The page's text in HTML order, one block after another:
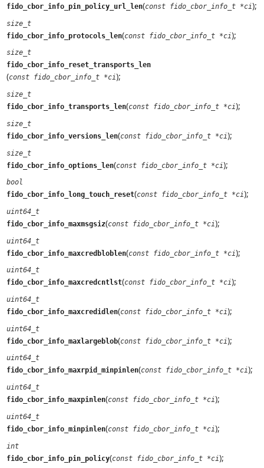
fido_cbor_info_pin_policy_url_len(const fido_cbor_info_t *ci);
size_t
fido_cbor_info_protocols_len(const fido_cbor_info_t *ci);
size_t
fido_cbor_info_reset_transports_len
(const fido_cbor_info_t *ci);
size_t
fido_cbor_info_transports_len(const fido_cbor_info_t *ci);
size_t
fido_cbor_info_versions_len(const fido_cbor_info_t *ci);
size_t
fido_cbor_info_options_len(const fido_cbor_info_t *ci);
bool
fido_cbor_info_long_touch_reset(const fido_cbor_info_t *ci);
uint64_t
fido_cbor_info_maxmsgsiz(const fido_cbor_info_t *ci);
uint64_t
fido_cbor_info_maxcredbloblen(const fido_cbor_info_t *ci);
uint64_t
fido_cbor_info_maxcredcntlst(const fido_cbor_info_t *ci);
uint64_t
fido_cbor_info_maxcredidlen(const fido_cbor_info_t *ci);
uint64_t
fido_cbor_info_maxlargeblob(const fido_cbor_info_t *ci);
uint64_t
fido_cbor_info_maxrpid_minpinlen(const fido_cbor_info_t *ci);
uint64_t
fido_cbor_info_maxpinlen(const fido_cbor_info_t *ci);
uint64_t
fido_cbor_info_minpinlen(const fido_cbor_info_t *ci);
int
fido_cbor_info_pin_policy(const fido_cbor_info_t *ci);